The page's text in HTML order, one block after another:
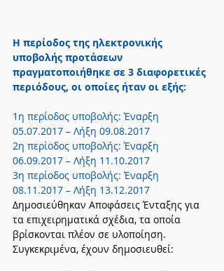
Η περίοδος της ηλεκτρονικής
υποβολής προτάσεων
πραγματοποιήθηκε σε 3 διαφορετικές
περιόδους, οι οποίες ήταν οι εξής:
1η περίοδος υποβολής: Έναρξη
05.07.2017 – Λήξη 09.08.2017
2η περίοδος υποβολής: Έναρξη
06.09.2017 – Λήξη 11.10.2017
3η περίοδος υποβολής: Έναρξη
08.11.2017 – Λήξη 13.12.2017
Δημοσιεύθηκαν Αποφάσεις Ένταξης για
τα επιχειρηματικά σχέδια, τα οποία
βρίσκονται πλέον σε υλοποίηση.
Συγκεκριμένα, έχουν δημοσιευθεί: